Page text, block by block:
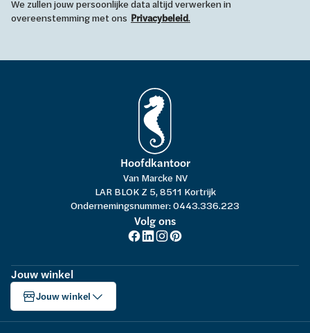
We zullen jouw persoonlijke data altijd verwerken in
overeenstemming met ons Privacybeleid.
Hoofdkantoor
Van Marcke NV
LAR BLOK Z 5, 8511 Kortrijk
Ondernemingsnummer: 0443.336.223
Volg ons
Jouw winkel
Jouw winkel